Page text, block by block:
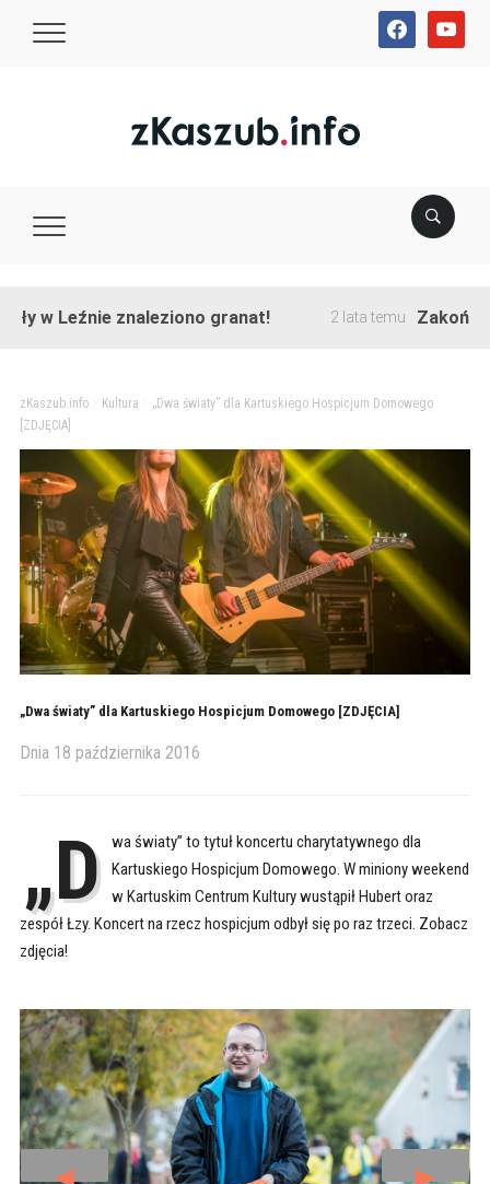
facebookyoutube
Leźnie znaleziono granat! 2 lata temu Zakończono
zKaszub.info> Kultura
„Dwa światy” dla Kartuskiego Hospicjum Domowego
[ZDJĘCIA]
„Dwa światy” dla Kartuskiego Hospicjum Domowego [ZDJĘCIA]
Dnia 18 października 2016
„D wa światy” to tytuł koncertu charytatywnego dla
Kartuskiego Hospicjum Domowego. W miniony weekend
w Kartuskim Centrum Kultury wustąpił Hubert oraz
zespół Łzy. Koncert na rzecz hospicjum odbył się po raz trzeci. Zobacz
zdjęcia!